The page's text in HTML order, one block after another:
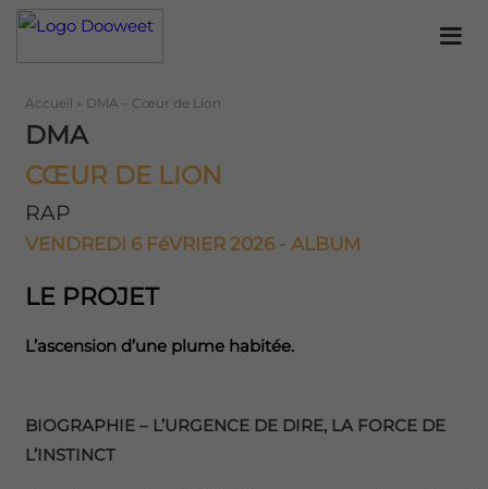
Accueil » DMA – Cœur de Lion
DMA
CŒUR DE LION
RAP
VENDREDI 6 FéVRIER 2026 - ALBUM
LE PROJET
L’ascension d’une plume habitée.
BIOGRAPHIE – L’URGENCE DE DIRE, LA FORCE DE
L’INSTINCT